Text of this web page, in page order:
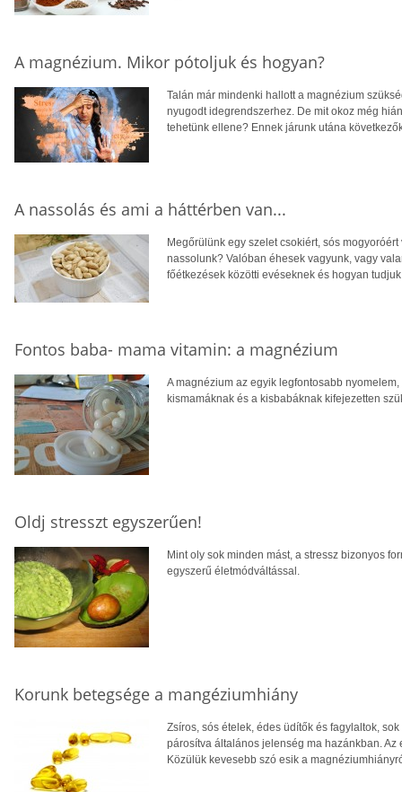
A magnézium. Mikor pótoljuk és hogyan?
Talán már mindenki hallott a magnézium
nyugodt idegrendszerhez. De mit okoz még
tehetünk ellene? Ennek járunk utána
A nassolás és ami a háttérben van...
Megőrülünk egy szelet csokiért, sós
nassolunk? Valóban éhesek vagyunk, vagy
főétkezések közötti evéseknek és hogyan
Fontos baba- mama vitamin: a magnézium
A magnézium az egyik legfontosabb
kismamáknak és a kisbabáknak kifejezetten
Oldj stresszt egyszerűen!
Mint oly sok minden mást, a stressz bizonyos
egyszerű életmódváltással.
Korunk betegsége a mangéziumhiány
Zsíros, sós ételek, édes üdítők és fagylaltok,
párosítva általános jelenség ma hazánkban.
Közülük kevesebb szó esik a